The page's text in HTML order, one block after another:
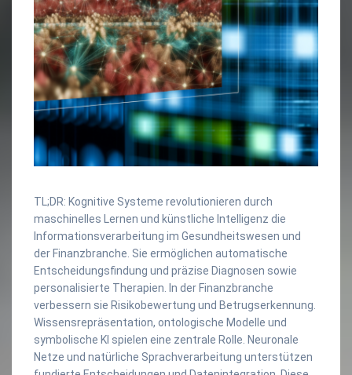
TL;DR: Kognitive Systeme revolutionieren durch
maschinelles Lernen und künstliche Intelligenz die
Informationsverarbeitung im Gesundheitswesen und
der Finanzbranche. Sie ermöglichen automatische
Entscheidungsfindung und präzise Diagnosen sowie
personalisierte Therapien. In der Finanzbranche
verbessern sie Risikobewertung und Betrugserkennung.
Wissensrepräsentation, ontologische Modelle und
symbolische KI spielen eine zentrale Rolle. Neuronale
Netze und natürliche Sprachverarbeitung unterstützen